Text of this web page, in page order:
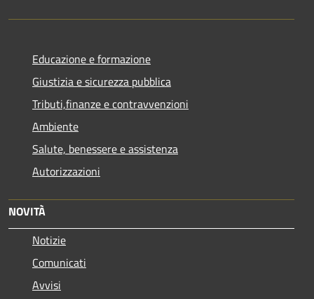
Educazione e formazione
Giustizia e sicurezza pubblica
Tributi,finanze e contravvenzioni
Ambiente
Salute, benessere e assistenza
Autorizzazioni
NOVITÀ
Notizie
Comunicati
Avvisi